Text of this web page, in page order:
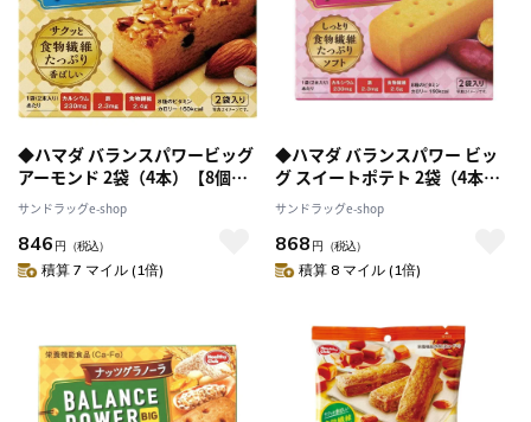
◆ハマダ バランスパワービッグ
アーモンド 2袋（4本）【8個セ
ット】
サンドラッグe-shop
846 円 （税込）
積算 7 マイル (1倍)
◆ハマダ バランスパワー ビッ
グ スイートポテト 2袋（4本）
[8個セット]
サンドラッグe-shop
868 円 （税込）
積算 8 マイル (1倍)